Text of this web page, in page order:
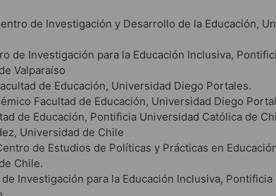
de Investigación y Desarrollo de la Educación,
de Investigación para la Educación Inclusiva,
Valparaíso
de Educación, Universidad Diego Portales.
Facultad de Educación, Universidad Diego
de Educación, Pontificia Universidad Católica de
Universidad de Chile
de Estudios de Políticas y Prácticas en
Chile.
Investigación para la Educación Inclusiva, Pontificia